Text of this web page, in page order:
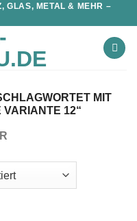
GLAS, METAL & MEHR –
MIT
VARIANTE 12“